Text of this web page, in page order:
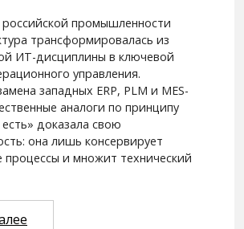
промышленности
трансформировалась из
ИТ-дисциплины в ключевой
управления.
западных ERP, PLM и MES-
аналоги по принципу
доказала свою
она лишь консервирует
процессы и множит технический